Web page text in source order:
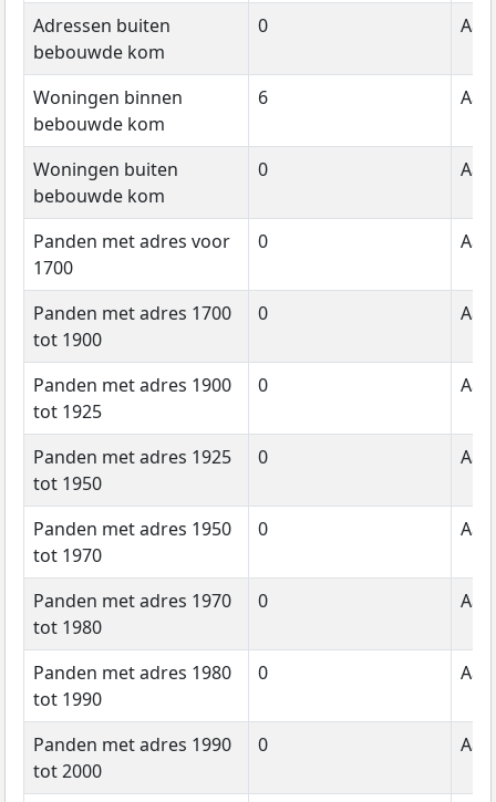
Adressen buiten
bebouwde kom
0
Woningen binnen
bebouwde kom
6
Woningen buiten
bebouwde kom
0
Panden met adres voor
1700
0
Panden met adres 1700
tot 1900
0
Panden met adres 1900
tot 1925
0
Panden met adres 1925
tot 1950
0
Panden met adres 1950
tot 1970
0
Panden met adres 1970
tot 1980
0
Panden met adres 1980
tot 1990
0
Panden met adres 1990
tot 2000
0